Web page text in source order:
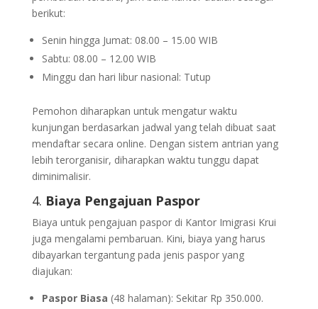
berikut:
Senin hingga Jumat: 08.00 – 15.00 WIB
Sabtu: 08.00 – 12.00 WIB
Minggu dan hari libur nasional: Tutup
Pemohon diharapkan untuk mengatur waktu
kunjungan berdasarkan jadwal yang telah dibuat saat
mendaftar secara online. Dengan sistem antrian yang
lebih terorganisir, diharapkan waktu tunggu dapat
diminimalisir.
4. Biaya Pengajuan Paspor
Biaya untuk pengajuan paspor di Kantor Imigrasi Krui
juga mengalami pembaruan. Kini, biaya yang harus
dibayarkan tergantung pada jenis paspor yang
diajukan:
Paspor Biasa (48 halaman): Sekitar Rp 350.000.